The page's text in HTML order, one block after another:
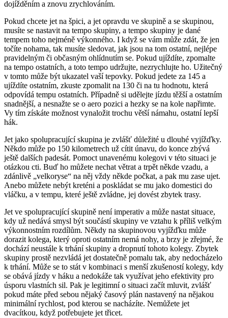
dojížděním a znovu zrychlováním.
Pokud chcete jet na špici, a jet opravdu ve skupině a se skupinou,
musíte se nastavit na tempo skupiny, a tempo skupiny je dané
tempem toho nejméně výkonného. I když se vám může zdát, že jen
točíte nohama, tak musíte sledovat, jak jsou na tom ostatní, nejlépe
pravidelným či občasným ohlídnutím se. Pokud ujíždíte, zpomalte
na tempo ostatních, a toto tempo udržujte, nezrychlujte ho. Užitečný
v tomto může být ukazatel vaší tepovky. Pokud jedete za 145 a
ujíždíte ostatním, zkuste zpomalit na 130 či na tu hodnotu, která
odpovídá tempu ostatních. Případně si udělejte jízdu těžší a ostatním
snadnější, a nesnažte se o aero pozici a hezky se na kole napřimte.
Vy tím získáte možnost vynaložit trochu větší námahu, ostatní lepší
hák.
Jet jako spolupracující skupina je zvlášť důležité u dlouhé vyjížďky.
Někdo může po 150 kilometrech už cítit únavu, do konce zbývá
ještě dalších padesát. Pomoct unavenému kolegovi v této situaci je
otázkou cti. Buď ho můžete nechat větrat a trpět někde vzadu, a
zdánlivě „velkoryse“ na něj vždy někde počkat, a pak mu zase ujet.
Anebo můžete nebýt kreténi a poskládat se mu jako domestici do
vláčku, a v tempu, které ještě zvládne, jej dovést zbytek trasy.
Jet ve spolupracující skupině není imperativ a může nastat situace,
kdy už nedává smysl být součástí skupiny ve vztahu k příliš velkým
výkonnostním rozdílům. Někdy na skupinovou vyjížďku může
dorazit kolega, který oproti ostatním nemá nohy, a brzy je zřejmé, že
dochází neustále k trhání skupiny a dropnutí tohoto kolegy. Zbytek
skupiny prostě nezvládá jet dostatečně pomalu tak, aby nedocházelo
k trhání. Může se to stát v kombinaci s menší zkušeností kolegy, kdy
se obává jízdy v háku a nedokáže tak využívat jeho efektivity pro
úsporu vlastních sil. Pak je legitimní o situaci začít mluvit, zvlášť
pokud máte před sebou nějaký časový plán nastavený na nějakou
minimální rychlost, pod kterou se nacházíte. Nemůžete jet
dvacítkou, když potřebujete jet třicet.